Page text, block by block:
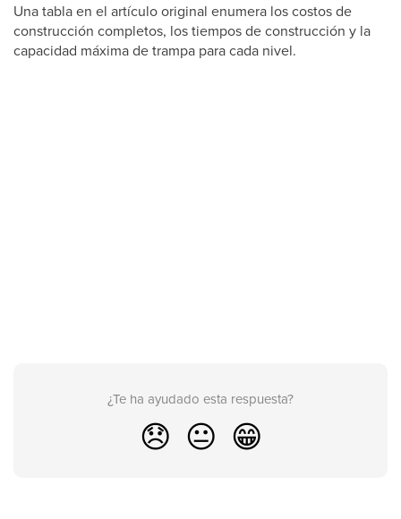
Una tabla en el artículo original enumera los costos de
construcción completos, los tiempos de construcción y la
capacidad máxima de trampa para cada nivel.
¿Te ha ayudado esta respuesta?
😞 😐 😁